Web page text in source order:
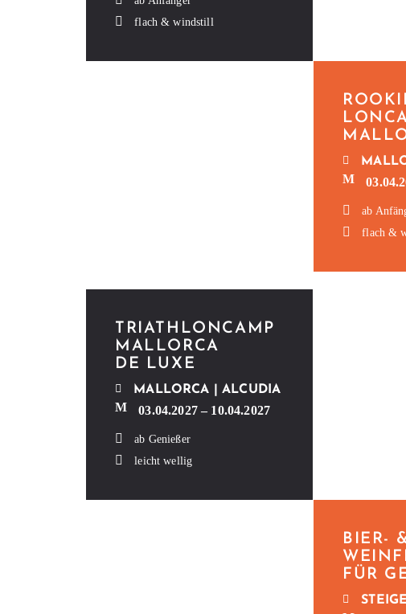
flach & windstill
ab
flach &
TRI­ATH­LON­CAMP
MAL­LOR­CA
DE LUXE
MAL­LOR­CA | ALCUDIA
03.04.2027 – 10.04.2027
ab Genießer
leicht wellig
BIER-
FÜR